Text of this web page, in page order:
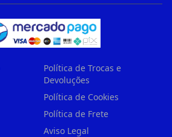
Política de Trocas e
Devoluções
Política de Cookies
Política de Frete
Aviso Legal